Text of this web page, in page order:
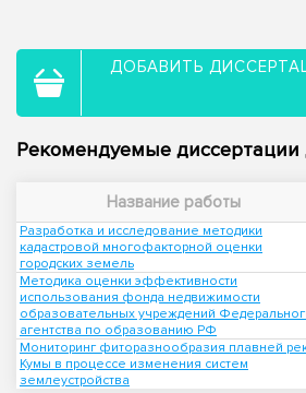
ДОБАВИТЬ
Рекомендуемые диссертации
Название работы
Разработка и исследование методики
кадастровой многофакторной оценки
городских земель
Методика оценки эффективности
использования фонда недвижимости
образовательных учреждений
агентства по образованию РФ
Мониторинг фиторазнообразия плавней
Кумы в процессе изменения систем
землеустройства